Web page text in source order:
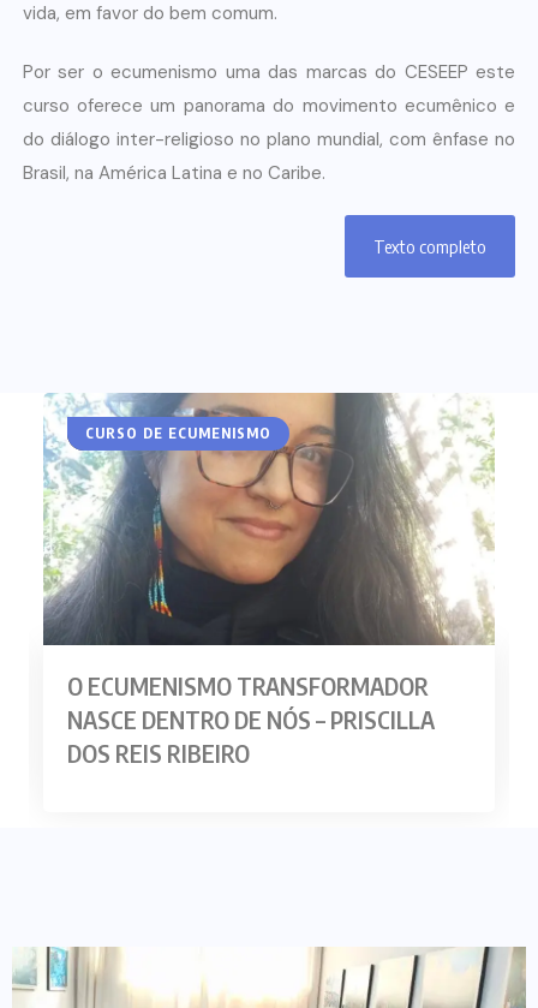
vida, em favor do bem comum.
Por ser o ecumenismo uma das marcas do CESEEP este
curso oferece um panorama do movimento ecumênico e
do diálogo inter-religioso no plano mundial, com ênfase no
Brasil, na América Latina e no Caribe.
Texto completo
ARTIGOS
CESEEP
CURSO DE ECUMENISMO
O ECUMENISMO TRANSFORMADOR
NASCE DENTRO DE NÓS – PRISCILLA
DOS REIS RIBEIRO